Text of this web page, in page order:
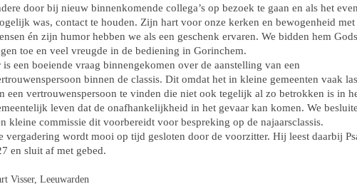
door bij nieuw binnenkomende collega’s op bezoek te gaan en als het even
was, contact te houden. Zijn hart voor onze kerken en bewogenheid met
én zijn humor hebben we als een geschenk ervaren. We bidden hem Gods
toe en veel vreugde in de bediening in Gorinchem.
is een boeiende vraag binnengekomen over de aanstelling van een
binnen de classis. Dit omdat het in kleine gemeenten vaak
een vertrouwenspersoon te vinden die niet ook tegelijk al zo betrokken is in
leven dat de onafhankelijkheid in het gevaar kan komen. We
kleine commissie dit voorbereidt voor bespreking op de najaarsclassis.
vergadering wordt mooi op tijd gesloten door de voorzitter. Hij leest daarbij
en sluit af met gebed.
Visser, Leeuwarden